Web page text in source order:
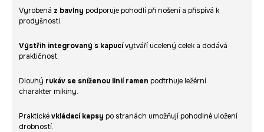
Vyrobená z bavlny podporuje pohodlí při nošení a přispívá k
prodyšnosti.
Výstřih integrovaný s kapucívytváří ucelený celek a dodává
praktičnost.
Dlouhý rukáv se sníženou linií ramen podtrhuje ležérní
charakter mikiny.
Praktickévkládací kapsy po stranách umožňují pohodlné uložení
drobností.